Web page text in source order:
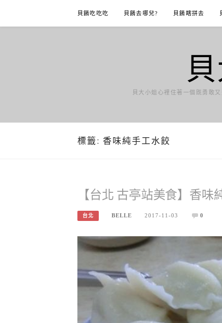
content
貝餚吃吃吃 貝餚去哪兒? 貝餚瞎拼去
貝大小姐心裡住著一個既勇敢
標籤: 香味純手工水餃
【台北 古亭站美食】香味
台北 BELLE 2017-11-03 0